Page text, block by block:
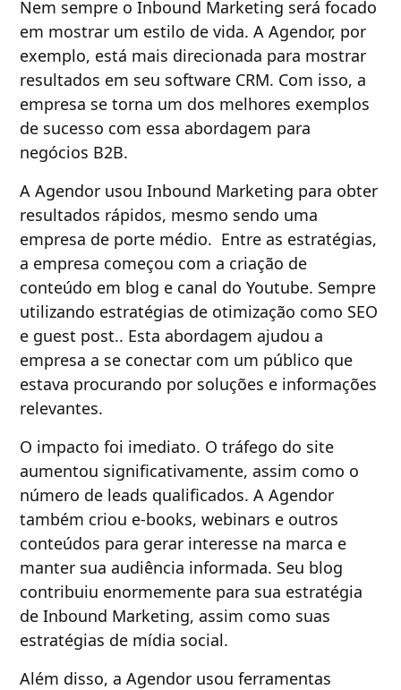
Nem sempre o Inbound Marketing será focado
em mostrar um estilo de vida. A Agendor, por
exemplo, está mais direcionada para mostrar
resultados em seu software CRM. Com isso, a
empresa se torna um dos melhores exemplos
de sucesso com essa abordagem para
negócios B2B.
A Agendor usou Inbound Marketing para obter
resultados rápidos, mesmo sendo uma
empresa de porte médio. Entre as estratégias,
a empresa começou com a criação de
conteúdo em blog e canal do Youtube. Sempre
utilizando estratégias de otimização como SEO
e guest post.. Esta abordagem ajudou a
empresa a se conectar com um público que
estava procurando por soluções e informações
relevantes.
O impacto foi imediato. O tráfego do site
aumentou significativamente, assim como o
número de leads qualificados. A Agendor
também criou e-books, webinars e outros
conteúdos para gerar interesse na marca e
manter sua audiência informada. Seu blog
contribuiu enormemente para sua estratégia
de Inbound Marketing, assim como suas
estratégias de mídia social.
Além disso, a Agendor usou ferramentas